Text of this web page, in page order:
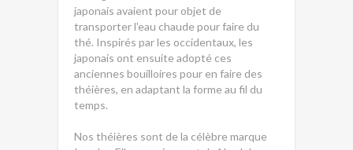
japonais avaient pour objet de
transporter l'eau chaude pour faire du
thé. Inspirés par les occidentaux, les
japonais ont ensuite adopté ces
anciennes bouilloires pour en faire des
théières, en adaptant la forme au fil du
temps.
Nos théières sont de la célèbre marque